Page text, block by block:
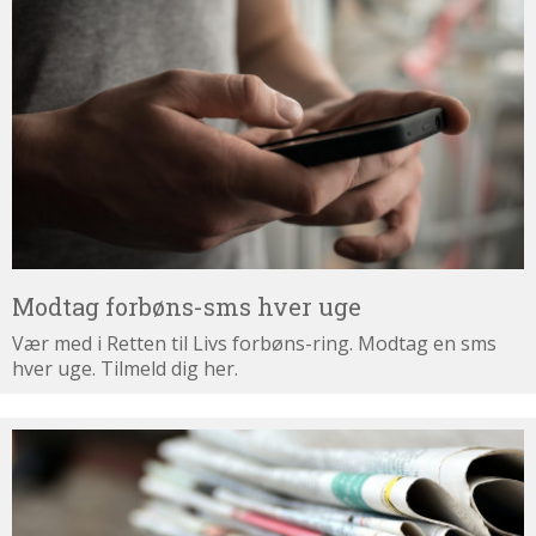
uge
Modtag forbøns-sms hver uge
Vær med i Retten til Livs forbøns-ring. Modtag en sms
hver uge. Tilmeld dig her.
Tilmeld
dig
nyhedsbrevet